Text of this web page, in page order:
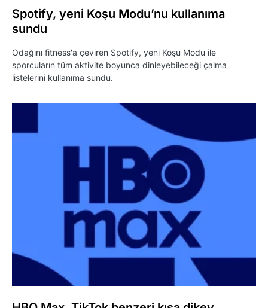
Spotify, yeni Koşu Modu’nu kullanıma
sundu
Odağını fitness'a çeviren Spotify, yeni Koşu Modu ile
sporcuların tüm aktivite boyunca dinleyebileceği çalma
listelerini kullanıma sundu.